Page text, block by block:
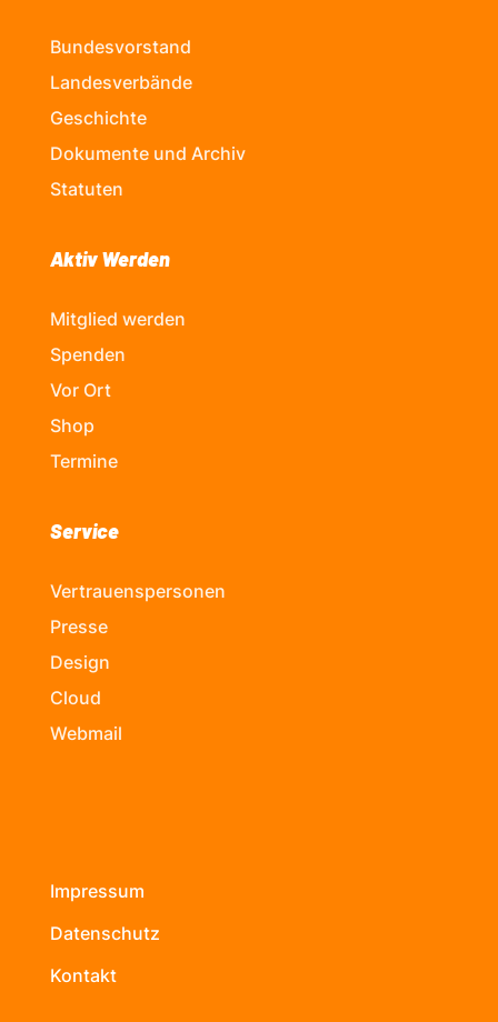
Bundesvorstand
Landesverbände
Geschichte
Dokumente und Archiv
Statuten
Aktiv Werden
Mitglied werden
Spenden
Vor Ort
Shop
Termine
Service
Vertrauenspersonen
Presse
Design
Cloud
Webmail
Impressum
Datenschutz
Kontakt